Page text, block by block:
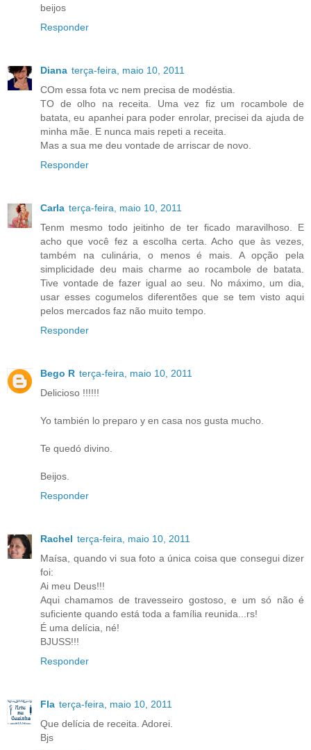
beijos
Responder
Diana terça-feira, maio 10, 2011
COm essa fota vc nem precisa de modéstia.
TO de olho na receita. Uma vez fiz um rocambole de
batata, eu apanhei para poder enrolar, precisei da ajuda de
minha mãe. E nunca mais repeti a receita.
Mas a sua me deu vontade de arriscar de novo.
Responder
Carla terça-feira, maio 10, 2011
Tenm mesmo todo jeitinho de ter ficado maravilhoso. E
acho que você fez a escolha certa. Acho que às vezes,
também na culinária, o menos é mais. A opção pela
simplicidade deu mais charme ao rocambole de batata.
Tive vontade de fazer igual ao seu. No máximo, um dia,
usar esses cogumelos diferentões que se tem visto aqui
pelos mercados faz não muito tempo.
Responder
Bego R terça-feira, maio 10, 2011
Delicioso !!!!!!
Yo también lo preparo y en casa nos gusta mucho.
Te quedó divino.
Beijos.
Responder
Rachel terça-feira, maio 10, 2011
Maísa, quando vi sua foto a única coisa que consegui dizer
foi:
Ai meu Deus!!!
Aqui chamamos de travesseiro gostoso, e um só não é
suficiente quando está toda a família reunida...rs!
É uma delícia, né!
BJUSS!!!
Responder
Fla terça-feira, maio 10, 2011
Que delícia de receita. Adorei.
Bjs